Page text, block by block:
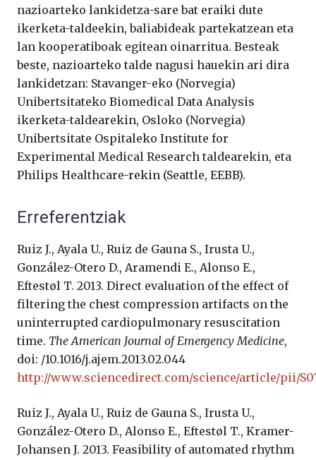
nazioarteko lankidetza-sare bat eraiki dute
ikerketa-taldeekin, baliabideak partekatzean eta
lan kooperatiboak egitean oinarritua. Besteak
beste, nazioarteko talde nagusi hauekin ari dira
lankidetzan: Stavanger-eko (Norvegia)
Unibertsitateko Biomedical Data Analysis
ikerketa-taldearekin, Osloko (Norvegia)
Unibertsitate Ospitaleko Institute for
Experimental Medical Research taldearekin, eta
Philips Healthcare-rekin (Seattle, EEBB).
Erreferentziak
Ruiz J., Ayala U., Ruiz de Gauna S., Irusta U.,
González-­Otero D., Aramendi E., Alonso E.,
Eftestøl T. 2013. Direct evaluation of the effect of
filtering the chest compression artifacts on the
uninterrupted cardiopulmonary resuscitation
time. TheAmerican Journal of Emergency Medicine,
doi: /10.1016/j.ajem.2013.02.044
http://www.sciencedirect.com/science/article/pii/
Ruiz J., Ayala U., Ruiz de Gauna S., Irusta U.,
González-­Otero D., Alonso E., Eftestøl T., Kramer-
Johansen J. 2013. Feasibility of automated rhythm